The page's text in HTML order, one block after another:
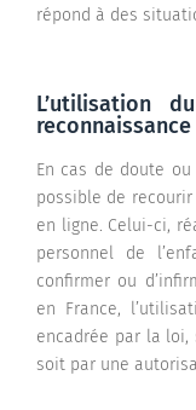
répond à des
L’utilisation
En cas de doute
possible de recourir
en ligne. Celui-ci,
personnel de
confirmer ou
en France,
encadrée par la loi,
soit par une